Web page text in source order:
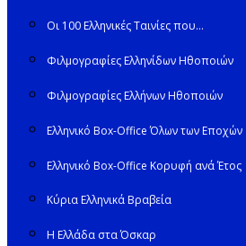
Οι 100 Ελληνικές Ταινίες που…
Φιλμογραφίες Ελληνίδων Ηθοποιών
Φιλμογραφίες Ελλήνων Ηθοποιών
Ελληνικό Box-Office Όλων των Εποχών
Ελληνικό Box-Office Κορυφή ανά Έτος
Κύρια Ελληνικά Βραβεία
Η Ελλάδα στα Όσκαρ